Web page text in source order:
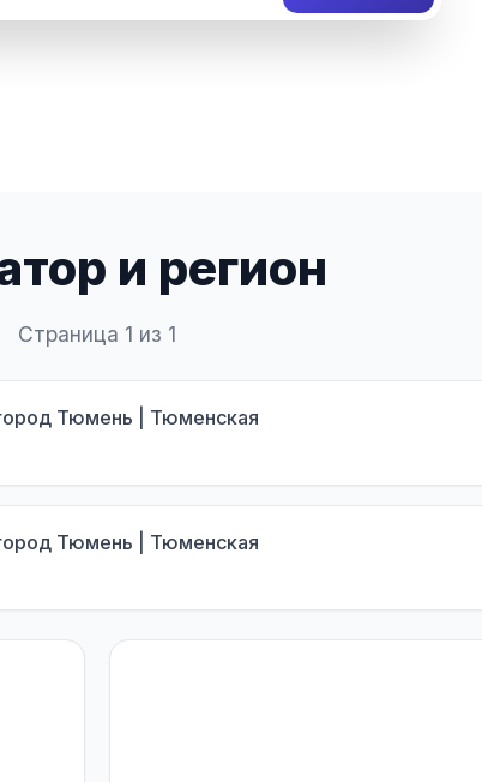
и регион
Страница 1 из 1
Тюмень | Тюменская
Тюмень | Тюменская